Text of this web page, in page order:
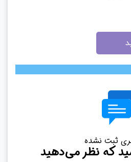
ثبت نشده
که نظر می‌دهید